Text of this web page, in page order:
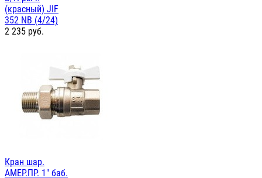
(красный) JIF
352 NB (4/24)
2 235 руб.
Кран шар.
АМЕР.ПР. 1" баб.